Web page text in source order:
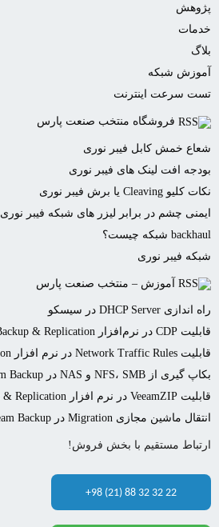
پژوهش
خدمات
بلاگ
آموزش شبکه
تست سرعت اینترنت
فروشگاه منتخب صنعت پارس
شعاع خمش کابل فیبر نوری
بودجه افت لینک های فیبر نوری
نکات کلیو Cleaving یا برش فیبر نوری
ایمنی چشم در برابر لیزر های شبکه فیبر نوری
backhaul شبکه چیست؟
شبکه فیبر نوری
آموزش – منتخب صنعت پارس
راه اندازی DHCP Server در سیسکو
قابلیت CDP در نرم‌افزار Veeam Backup & Replication
قابلیت Network Traffic Rules در نرم افزار Veeam Backup & Replication
بکاپ گیری از NFS، SMB و NAS در Veeam Backup
قابلیت VeeamZIP در نرم افزار Veeam Backup & Replication
انتقال ماشین مجازی Migration در Veeam Backup
ارتباط مستقیم با بخش فروش!
+98 (21) 88 32 32 22